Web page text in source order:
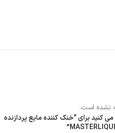
نشده است.
کنید برای “خنک کننده مایع پردازنده